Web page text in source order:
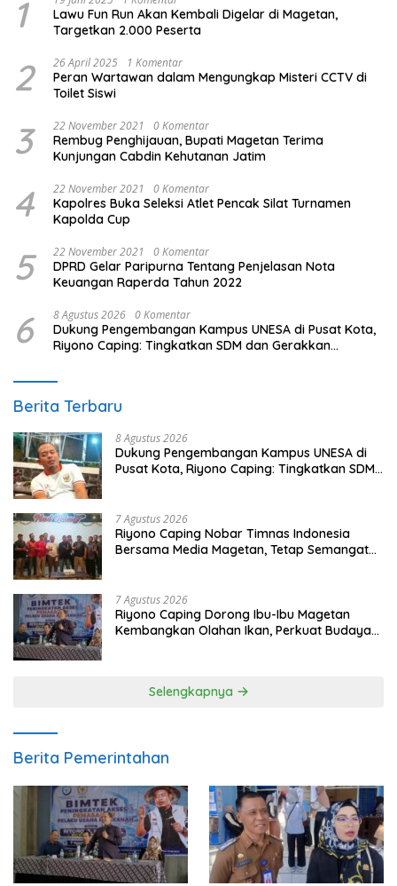
1
Lawu Fun Run Akan Kembali Digelar di Magetan,
Targetkan 2.000 Peserta
2 26 April 2025 1 Komentar
Peran Wartawan dalam Mengungkap Misteri CCTV di
Toilet Siswi
3 22 November 2021 0 Komentar
Rembug Penghijauan, Bupati Magetan Terima
Kunjungan Cabdin Kehutanan Jatim
4 22 November 2021 0 Komentar
Kapolres Buka Seleksi Atlet Pencak Silat Turnamen
Kapolda Cup
5 22 November 2021 0 Komentar
DPRD Gelar Paripurna Tentang Penjelasan Nota
Keuangan Raperda Tahun 2022
6 8 Agustus 2026 0 Komentar
Dukung Pengembangan Kampus UNESA di Pusat Kota,
Riyono Caping: Tingkatkan SDM dan Gerakkan
Berita Terbaru
8 Agustus 2026
Dukung Pengembangan Kampus UNESA di
Pusat Kota, Riyono Caping: Tingkatkan SDM
7 Agustus 2026
Riyono Caping Nobar Timnas Indonesia
Bersama Media Magetan, Tetap Semangat
7 Agustus 2026
Riyono Caping Dorong Ibu-Ibu Magetan
Kembangkan Olahan Ikan, Perkuat Budaya
Selengkapnya
Berita Pemerintahan